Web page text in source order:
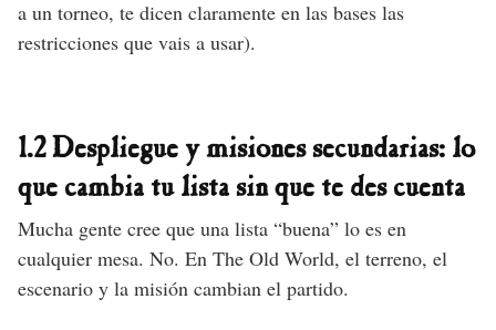
a un torneo, te dicen claramente en las bases las
restricciones que vais a usar).
1.2 Despliegue y misiones secundarias: lo
que cambia tu lista sin que te des cuenta
Mucha gente cree que una lista “buena” lo es en
cualquier mesa. No. En The Old World, el terreno, el
escenario y la misión cambian el partido.